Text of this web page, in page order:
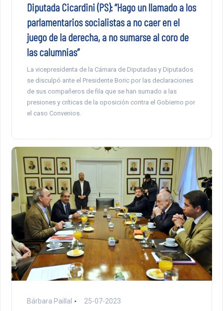
Diputada Cicardini (PS): “Hago un llamado a los
parlamentarios socialistas a no caer en el
juego de la derecha, a no sumarse al coro de
las calumnias”
La vicepresidenta de la Cámara de Diputadas y Diputados
se disculpó ante el Presidente Boric por las declaraciones
de sus compañeros de fila que se han sumado a las
presiones y críticas de la oposición contra el Gobierno por
el caso Convenios.
Bárbara Paillal 25-07-2023